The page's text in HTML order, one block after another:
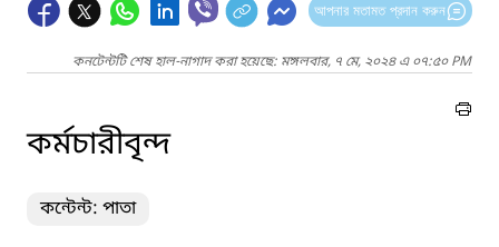
আপনার মতামত প্রদান করুন
কনটেন্টটি শেষ হাল-নাগাদ করা হয়েছে: মঙ্গলবার, ৭ মে, ২০২৪ এ ০৭:৫০ PM
কর্মচারীবৃন্দ
কন্টেন্ট: পাতা